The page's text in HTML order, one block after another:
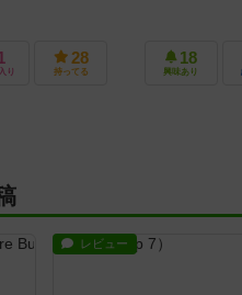
り
28
持ってる
18
興味あり
レビュー